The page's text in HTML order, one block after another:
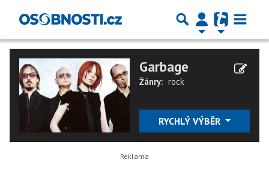
Garbage
Žánry: rock
RYCHLÝ VÝBĚR